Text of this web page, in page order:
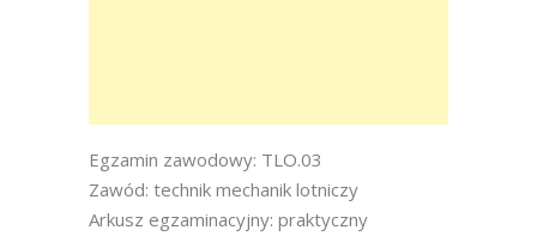
Egzamin zawodowy: TLO.03
Zawód: technik mechanik lotniczy
Arkusz egzaminacyjny: praktyczny